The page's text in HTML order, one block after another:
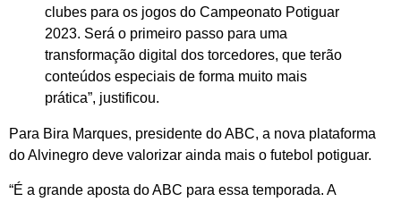
clubes para os jogos do Campeonato Potiguar
2023. Será o primeiro passo para uma
transformação digital dos torcedores, que terão
conteúdos especiais de forma muito mais
prática”, justificou.
Para Bira Marques, presidente do ABC, a nova plataforma
do Alvinegro deve valorizar ainda mais o futebol potiguar.
“É a grande aposta do ABC para essa temporada. A